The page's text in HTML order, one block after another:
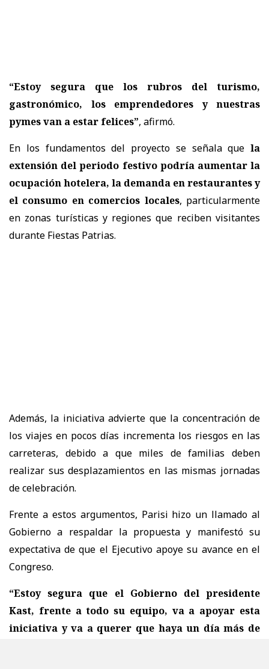
“Estoy segura que los rubros del turismo,
gastronómico, los emprendedores y nuestras
pymes van a estar felices”, afirmó.
En los fundamentos del proyecto se señala que la
extensión del periodo festivo podría aumentar la
ocupación hotelera, la demanda en restaurantes y
el consumo en comercios locales, particularmente
en zonas turísticas y regiones que reciben visitantes
durante Fiestas Patrias.
Además, la iniciativa advierte que la concentración de
los viajes en pocos días incrementa los riesgos en las
carreteras, debido a que miles de familias deben
realizar sus desplazamientos en las mismas jornadas
de celebración.
Frente a estos argumentos, Parisi hizo un llamado al
Gobierno a respaldar la propuesta y manifestó su
expectativa de que el Ejecutivo apoye su avance en el
Congreso.
“Estoy segura que el Gobierno del presidente
Kast, frente a todo su equipo, va a apoyar esta
iniciativa y va a querer que haya un día más de